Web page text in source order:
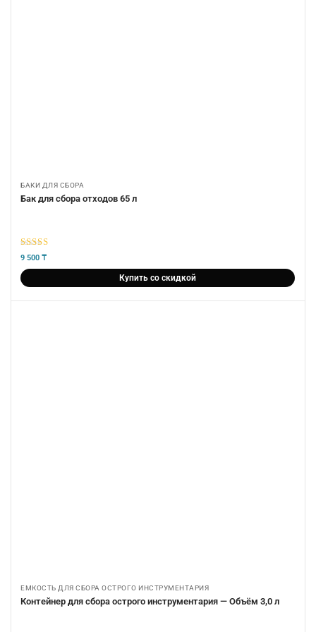
БАКИ ДЛЯ СБОРА
Бак для сбора отходов 65 л
5 из 5
9 500 ₸
Купить со скидкой
ЕМКОСТЬ ДЛЯ СБОРА ОСТРОГО ИНСТРУМЕНТАРИЯ
Контейнер для сбора острого инструментария — Объём 3,0 л